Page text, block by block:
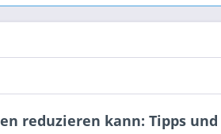
reduzieren kann: Tipps und